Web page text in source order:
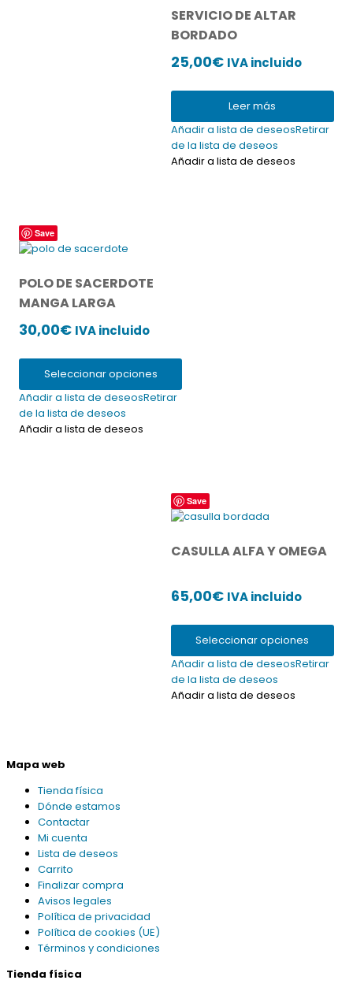
SERVICIO DE ALTAR
BORDADO
25,00€ IVA incluido
Leer más
Añadir a lista de deseosRetirar
de la lista de deseos
Añadir a lista de deseos
Save
POLO DE SACERDOTE
MANGA LARGA
30,00€ IVA incluido
Seleccionar opciones
Este
producto
múltiples
variantes.
Las
opciones
pueden
elegir
en
la
página
de
Añadir a lista de deseosRetirar
de la lista de deseos
Añadir a lista de deseos
Save
CASULLA ALFA Y OMEGA
65,00€ IVA incluido
Seleccionar opciones
Este
producto
múltiples
opciones
pueden
elegir
en
la
página
Añadir a lista de deseosRetirar
de la lista de deseos
Añadir a lista de deseos
Mapa web
Tienda física
Dónde estamos
Contactar
Mi cuenta
Lista de deseos
Carrito
Finalizar compra
Avisos legales
Política de privacidad
Política de cookies (UE)
Términos y condiciones
Tienda física